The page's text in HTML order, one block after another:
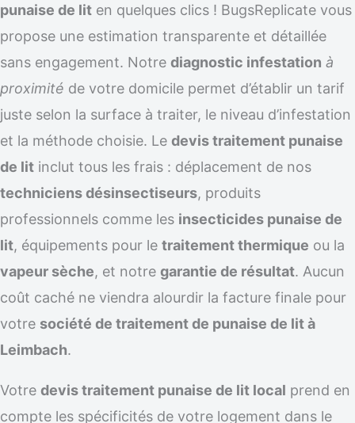
punaise de lit en quelques clics ! BugsReplicate vous
propose une estimation transparente et détaillée
sans engagement. Notre diagnostic infestation à
proximité de votre domicile permet d’établir un tarif
juste selon la surface à traiter, le niveau d’infestation
et la méthode choisie. Le devis traitement punaise
de lit inclut tous les frais : déplacement de nos
techniciens désinsectiseurs, produits
professionnels comme les insecticides punaise de
lit, équipements pour le traitement thermique ou la
vapeur sèche, et notre garantie de résultat. Aucun
coût caché ne viendra alourdir la facture finale pour
votre société de traitement de punaise de lit à
Leimbach.
Votre devis traitement punaise de lit local prend en
compte les spécificités de votre logement dans le